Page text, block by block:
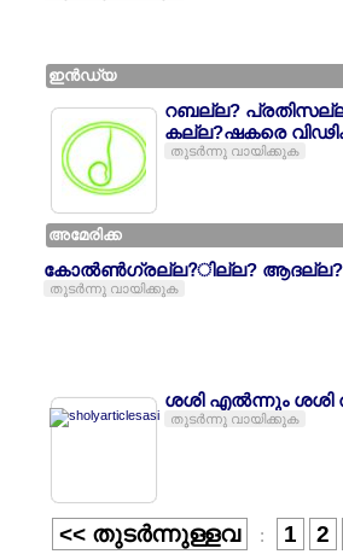
ഇന്‍ഡ്യ
റബല്ല?
കല്ല?ഷകരെ
തുടര്‍ന്നു വായിക്കുക
അമേരിക്ക
കോല്‍ണ്‍ഗ്രല്ല?ില്ല?
തുടര്‍ന്നു വായിക്കുക
ശശി എല്‍ന്നും
തുടര്‍ന്നു വായിക്കുക
<< തുടര്‍ന്നുള്ളവ : 1 2